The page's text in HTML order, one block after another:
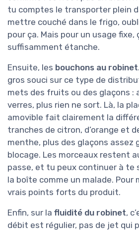
tu comptes le transporter plein
mettre couché dans le frigo,
pour ça. Mais pour un usage fixe,
suffisamment étanche.
Ensuite, les bouchons au robinet
gros souci sur ce type de
mets des fruits ou des glaçons :
verres, plus rien ne sort. Là, la
amovible fait clairement la
tranches de citron, d’orange et
menthe, plus des glaçons assez
blocage. Les morceaux restent
passe, et tu peux continuer à te
la boîte comme un malade. Pour
vrais points forts du produit.
Enfin, sur la fluidité du robinet,
débit est régulier, pas de jet qui